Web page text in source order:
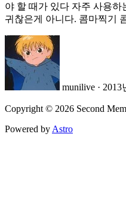
야 할 때가 있다 자주 사용
귀찮은게 아니다. 콤마찍기
munilive · 2013
Copyright © 2026 Second
Powered by Astro